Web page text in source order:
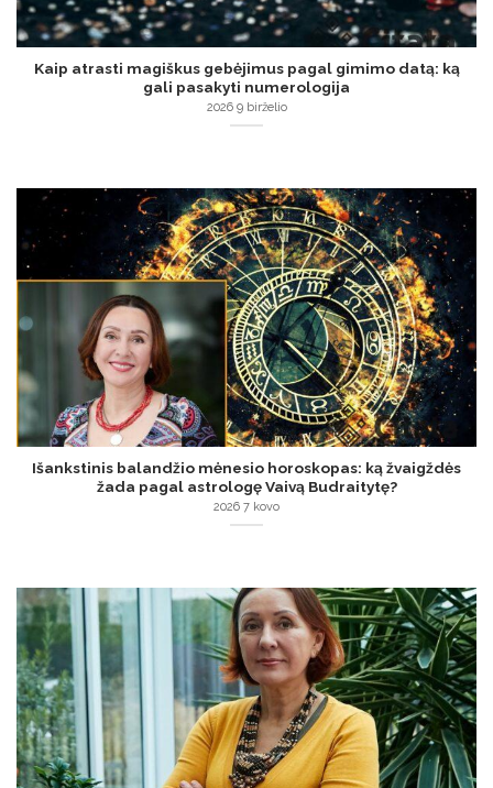
Kaip atrasti magiškus gebėjimus pagal gimimo datą: ką
gali pasakyti numerologija
2026 9 birželio
Išankstinis balandžio mėnesio horoskopas: ką žvaigždės
žada pagal astrologę Vaivą Budraitytę?
2026 7 kovo